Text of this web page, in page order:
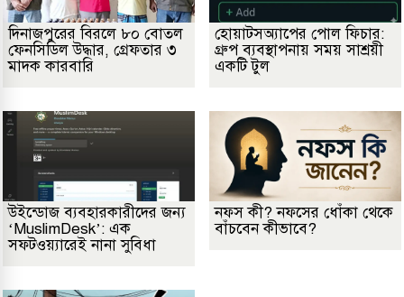
দিনাজপুরের বিরলে ৮০ বোতল
ফেনসিডিল উদ্ধার, গ্রেফতার ৩
মাদক কারবারি
হোয়াটসঅ্যাপের পোল ফিচার:
গ্রুপ ব্যবস্থাপনায় সময় সাশ্রয়ী
একটি টুল
উইন্ডোজ ব্যবহারকারীদের জন্য
‘MuslimDesk’: এক
সফটওয়্যারেই নানা সুবিধা
নফস কী? নফসের ধোঁকা থেকে
বাঁচবেন কীভাবে?